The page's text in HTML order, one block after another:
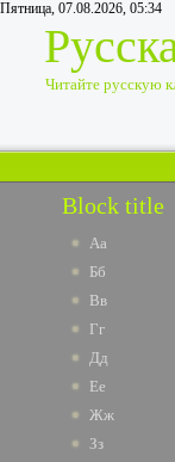
Пятница, 07.08.2026, 05:34
Читайте русскую
Block title
Аа
Бб
Вв
Гг
Дд
Ее
Жж
Зз